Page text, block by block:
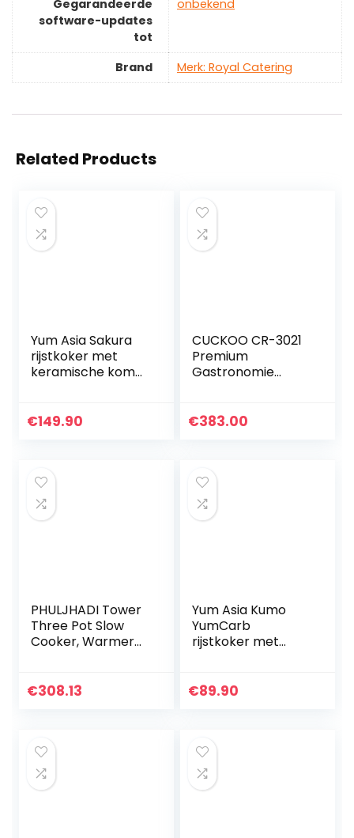
Gegarandeerde
software-updates
tot
‎onbekend
Brand Merk: Royal Catering
Related Products
Yum Asia Sakura
rijstkoker met
keramische kom
kopjes, 1,5 liter) 6
€149.90
CUCKOO CR-3021
Premium
Gastronomie
Keep Warm
€383.00
PHULJHADI Tower
Three Pot Slow
Cooker, Warmer
Voor
€308.13
Yum Asia Kumo
YumCarb
rijstkoker met
Fuzzy-logica, (5,5
€89.90